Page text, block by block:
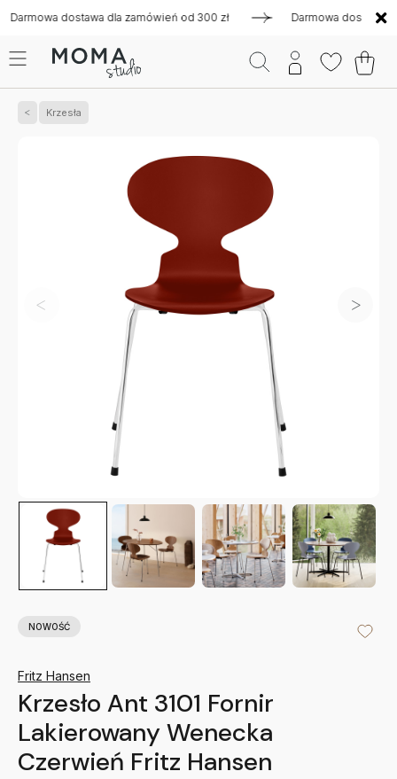
dostawa dla zamówień od 300 zł Darmowa dostawa dla
Krzesła
NOWOŚĆ
Fritz Hansen
Krzesło Ant 3101 Fornir
Lakierowany Wenecka
Czerwień Fritz Hansen